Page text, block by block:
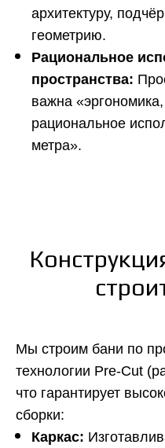
архитектуру,
геометрию.
Рациональное
пространства:
важна
рациональное
метра».
Мы строим бани по
технологии Pre-Cut
что гарантирует
сборки:
Каркас: